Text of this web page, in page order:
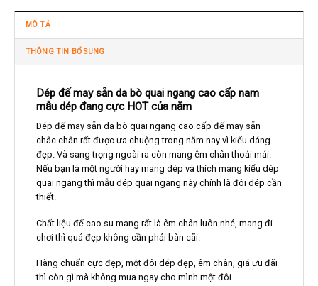
MÔ TẢ
THÔNG TIN BỔ SUNG
Dép đế may sẵn da bò quai ngang cao cấp nam
mẫu dép đang cực HOT của năm
Dép đế may sẵn da bò quai ngang cao cấp đế may sẵn
chắc chắn rất được ưa chuộng trong năm nay vì kiểu dáng
đẹp. Và sang trọng ngoài ra còn mang êm chân thoải mái.
Nếu bạn là một người hay mang dép và thích mang kiểu dép
quai ngang thì mẫu dép quai ngang này chính là đôi dép cần
thiết.
Chất liệu đế cao su mang rất là êm chân luôn nhé, mang đi
chơi thì quá đẹp không cần phải bàn cãi.
Hàng chuẩn cực đẹp, một đôi dép đẹp, êm chân, giá ưu đãi
thì còn gì mà không mua ngay cho mình một đôi.